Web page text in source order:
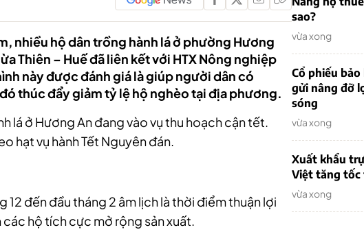
nhiều hộ dân trồng hành lá ở phường Hương
Thiên – Huế đã liên kết với HTX Nông nghiệp
này được đánh giá là giúp người dân có
thúc đẩy giảm tỷ lệ hộ nghèo tại địa phương.
lá ở Hương An đang vào vụ thu hoạch cận tết.
hạt vụ hành Tết Nguyên đán.
đến đầu tháng 2 âm lịch là thời điểm thuận lợi
hộ tích cực mở rộng sản xuất.
sao?
vừa xong
Cổ phiếu bảo
gửi nâng đỡ
sóng
vừa xong
Xuất khẩu
Việt tăng tốc
vừa xong